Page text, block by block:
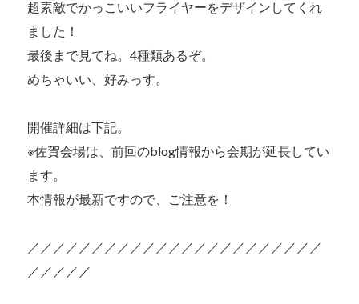
超素敵でかっこいいフライヤーをデザインしてくれ
ました！
最後まで見てね。4種類あるぞ。
めちゃいい、好みっす。
開催詳細は下記。
※佐賀会場は、前回のblog情報から会期が延長してい
ます。
本情報が最新ですので、ご注意を！
／／／／／／／／／／／／／／／／／／／／／／／
／／／／／